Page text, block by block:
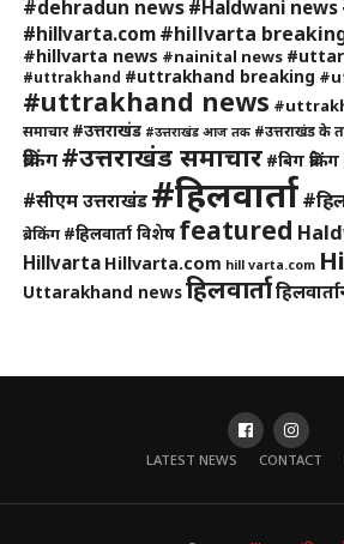
#dehradun news #Haldwani news
#hillvarta.com #hillvarta
#hillvarta news #nainital news
#uttrakhand #uttrakhand breaking
#uttrakhand news
समाचार #उत्तराखंड #उत्तराखंड आज तक #उत्तराखंड के
ब्रेकिंग#उत्तराखंड समाचार #बिग ब्रेकिंग
#सीएम उत्तराखंड #हिलवार्ता
ब्रेकिंग #हिलवार्ता विशेष featured
Hillvarta Hillvarta.com hill varta.com
Uttarakhand newsहिलवार्ता
LATEST NEWS CONTACT